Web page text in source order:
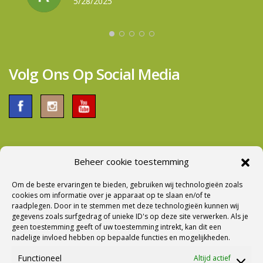
Beheer cookie toestemming
Om de beste ervaringen te bieden, gebruiken wij technologieën zoals
cookies om informatie over je apparaat op te slaan en/of te
raadplegen. Door in te stemmen met deze technologieën kunnen wij
gegevens zoals surfgedrag of unieke ID's op deze site verwerken. Als je
geen toestemming geeft of uw toestemming intrekt, kan dit een
nadelige invloed hebben op bepaalde functies en mogelijkheden.
Functioneel Altijd actief
zwaarder in gewicht. Bij aflevering werd er ook
door te nemen. Al met al een prima bedrijf om
Volg Ons Op Social Media